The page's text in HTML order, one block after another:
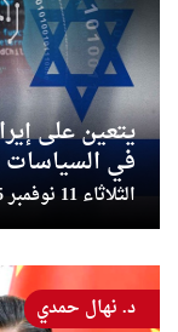
يتعين على
في السياسات
الثلاثاء 11 نوفمبر 2025 - 19:09:55
د. نهال حمدي